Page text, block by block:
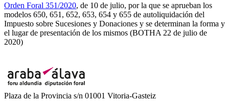
Orden Foral 351/2020, de 10 de julio, por la que se aprueban los
modelos 650, 651, 652, 653, 654 y 655 de autoliquidación del
Impuesto sobre Sucesiones y Donaciones y se determinan la forma y
el lugar de presentación de los mismos (BOTHA 22 de julio de
2020)
Plaza de la Provincia s/n 01001 Vitoria-Gasteiz